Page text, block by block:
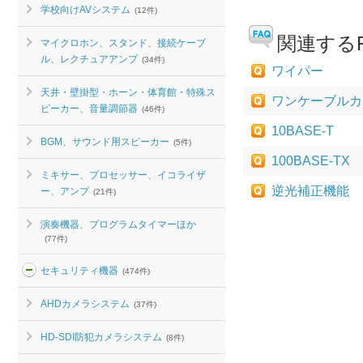
学校向けAVシステム (12件)
マイクロホン、スタンド、接続ケーブ
ル、レクチュアアンプ (34件)
天井・壁掛型・ホーン・体育館・特殊ス
ピーカー、音量調節器 (46件)
BGM、サウンド用スピーカー (5件)
ミキサー、プロセッサー、イコライザ
ー、アンプ (21件)
演奏機器、プログラムタイマーほか
(77件)
セキュリティ機器 (474件)
AHDカメラシステム (37件)
HD-SDI防犯カメラシステム (8件)
関連する
ワイパー
ワンケーブル
10BASE-T
100BASE-TX
逆光補正機能